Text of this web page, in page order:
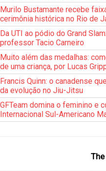
Murilo Bustamante recebe
cerimônia histórica no Rio de
Da UTI ao pódio do Grand
professor Tacio Carneiro
Muito além das medalhas:
de uma criança, por Lucas
Francis Quinn: o canadense
da evolução no Jiu-Jitsu
GFTeam domina o feminino e
Internacional Sul-Americano